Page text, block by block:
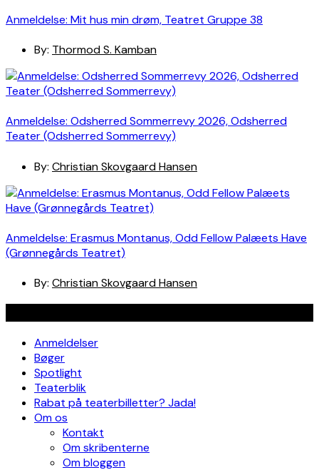
Anmeldelse: Mit hus min drøm, Teatret Gruppe 38
By: Thormod S. Kamban
Anmeldelse: Odsherred Sommerrevy 2026, Odsherred
Teater (Odsherred Sommerrevy)
By: Christian Skovgaard Hansen
Anmeldelse: Erasmus Montanus, Odd Fellow Palæets Have
(Grønnegårds Teatret)
By: Christian Skovgaard Hansen
Anmeldelser
Bøger
Spotlight
Teaterblik
Rabat på teaterbilletter? Jada!
Om os
Kontakt
Om skribenterne
Om bloggen